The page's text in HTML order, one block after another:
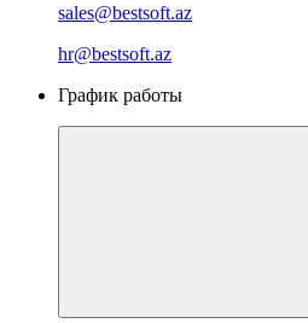
sales@bestsoft.az
hr@bestsoft.az
График работы